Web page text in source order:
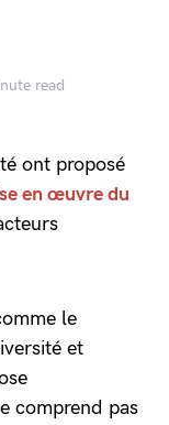
read
ont proposé
en œuvre du
le
et
comprend pas